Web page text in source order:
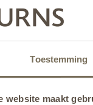
Toestemming
website maakt